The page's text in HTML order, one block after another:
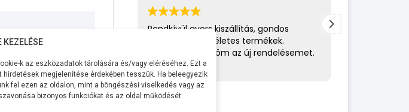
Rendkívül gyors kiszállítás, gondos
csomagolás,tökéletes termékek.
Hamarosan küldöm az új rendelésemet.
KEZELÉSE
k az eszközadatok tárolására és/vagy eléréséhez. Ezt a
megjelenítése érdekében tesszük. Ha beleegyezik
fel ezen az oldalon, mint a böngészési viselkedés vagy az
bizonyos funkciókat és az oldal működését